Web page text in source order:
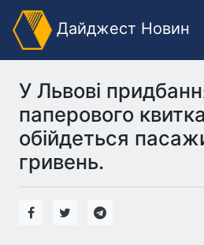
Дайджест Новин
У Львові
паперового
обійдеться
гривень.